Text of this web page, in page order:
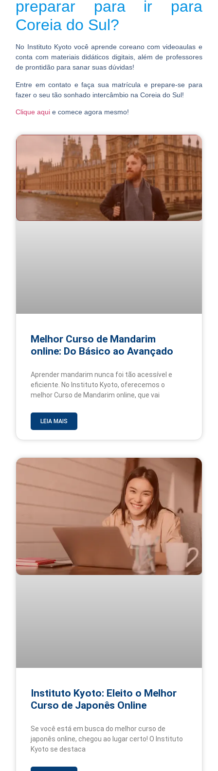
preparar para ir para
Coreia do Sul?
No Instituto Kyotovocê aprende coreano com videoaulas e
conta com materiais didáticos digitais, além de professores
de prontidão para sanar suas dúvidas!
Entre em contato e faça sua matrícula e prepare-se para
fazer o seu tão sonhado intercâmbio na Coreia do Sul!
Clique aqui e comece agora mesmo!
Melhor Curso de Mandarim
online: Do Básico ao Avançado
Aprender mandarim nunca foi tão acessível e
eficiente. No Instituto Kyoto, oferecemos o
melhor Curso de Mandarim online, que vai
LEIA MAIS
Instituto Kyoto: Eleito o Melhor
Curso de Japonês Online
Se você está em busca do melhor curso de
japonês online, chegou ao lugar certo! O Instituto
Kyoto se destaca